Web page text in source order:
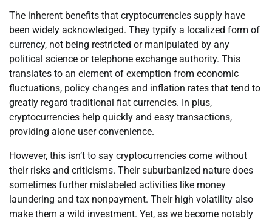
The inherent benefits that cryptocurrencies supply have
been widely acknowledged. They typify a localized form of
currency, not being restricted or manipulated by any
political science or telephone exchange authority. This
translates to an element of exemption from economic
fluctuations, policy changes and inflation rates that tend to
greatly regard traditional fiat currencies. In plus,
cryptocurrencies help quickly and easy transactions,
providing alone user convenience.
However, this isn’t to say cryptocurrencies come without
their risks and criticisms. Their suburbanized nature does
sometimes further mislabeled activities like money
laundering and tax nonpayment. Their high volatility also
make them a wild investment. Yet, as we become notably